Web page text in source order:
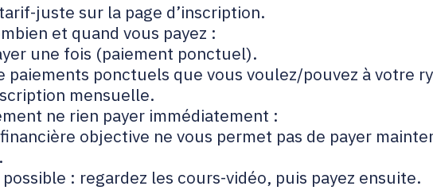
juste sur la page d’inscription.
et quand vous payez :
une fois (paiement ponctuel).
paiements ponctuels que vous voulez/pouvez à votre
mensuelle.
ne rien payer immédiatement :
objective ne vous permet pas de payer
possible : regardez les cours-vidéo, puis payez ensuite.